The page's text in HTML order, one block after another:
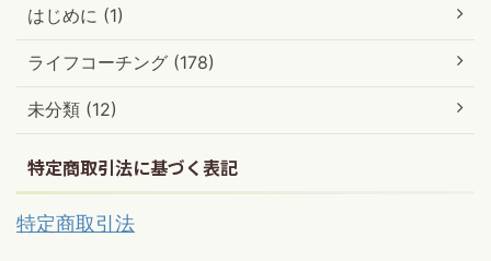
はじめに (1)
ライフコーチング (178)
未分類 (12)
特定商取引法に基づく表記
特定商取引法